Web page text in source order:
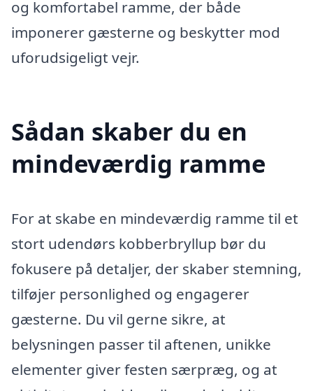
og komfortabel ramme, der både
imponerer gæsterne og beskytter mod
uforudsigeligt vejr.
Sådan skaber du en
mindeværdig ramme
For at skabe en mindeværdig ramme til et
stort udendørs kobberbryllup bør du
fokusere på detaljer, der skaber stemning,
tilføjer personlighed og engagerer
gæsterne. Du vil gerne sikre, at
belysningen passer til aftenen, unikke
elementer giver festen særpræg, og at